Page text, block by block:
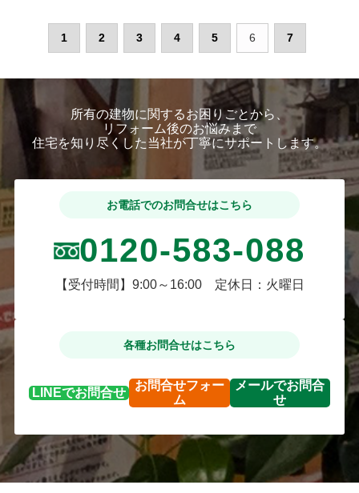
お家のことで
何か気になる
ことがあれ
さな事でもお
気軽に
ご相談くださ
い！！
店舗、お電
お待ちいたし
ておりま
す！！
1 2 3 4 5 6 7
所有の建物に関するお困りごとから、
リフォーム後のお悩みまで
住宅を知り尽くした当社が丁寧にサポートします。
お電話でのお問合せはこちら
0120-583-088
【受付時間】9:00～16:00 定休日：火曜日
各種お問合せはこちら
LINEでお問合せ
お問合せフォー
ム
メールでお問合
せ